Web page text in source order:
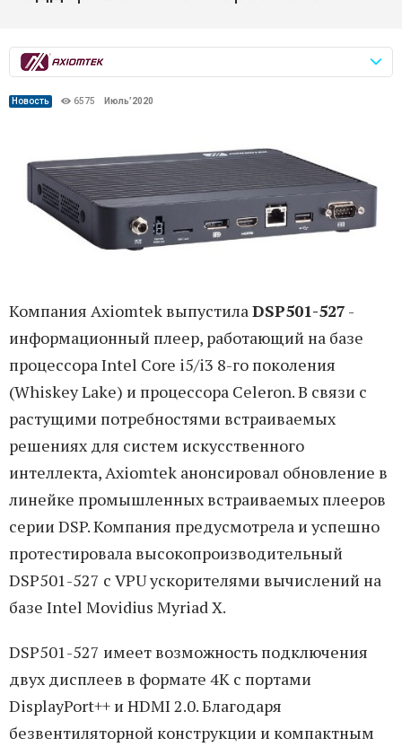
Новость 6575 Июль’2020
Компания Axiomtek выпустила DSP501-527 -
информационный плеер, работающий на базе
процессора Intel Core i5/i3 8-го поколения
(Whiskey Lake) и процессора Celeron. В связи с
растущими потребностями встраиваемых
решениях для систем искусственного
интеллекта, Axiomtek анонсировал обновление в
линейке промышленных встраиваемых плееров
серии DSP. Компания предусмотрела и успешно
протестировала высокопроизводительный
DSP501-527 с VPU ускорителями вычислений на
базе Intel Movidius Myriad X.
DSP501-527 имеет возможность подключения
двух дисплеев в формате 4K с портами
DisplayPort++ и HDMI 2.0. Благодаря
безвентиляторной конструкции и компактным